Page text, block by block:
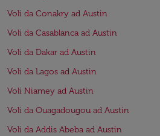
Voli da Conakry ad Austin
Voli da Casablanca ad Austin
Voli da Dakar ad Austin
Voli da Lagos ad Austin
Voli Niamey ad Austin
Voli da Ouagadougou ad Austin
Voli da Addis Abeba ad Austin